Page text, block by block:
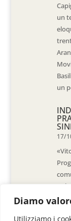
Diamo
Utilizziamo i
un
un
17/
al